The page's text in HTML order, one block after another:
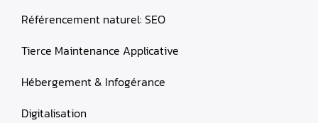
Référencement naturel: SEO
Tierce Maintenance Applicative
Hébergement & Infogérance
Digitalisation